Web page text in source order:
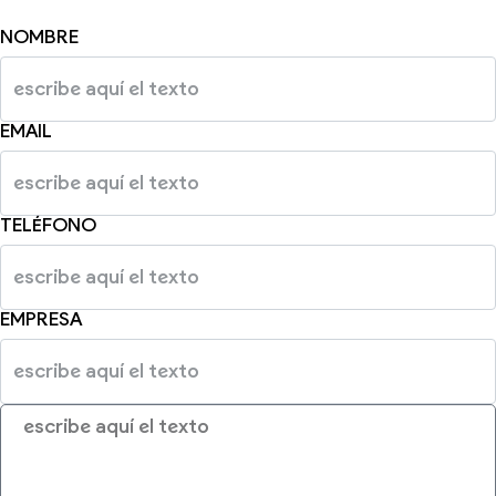
NOMBRE
EMAIL
TELÉFONO
EMPRESA